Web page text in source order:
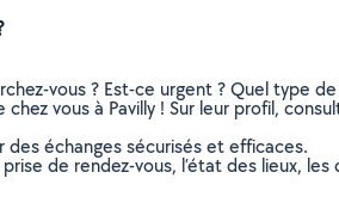
vous ? Est-ce urgent ? Quel type
vous à Pavilly ! Sur leur profil,
des échanges sécurisés et efficaces.
de rendez-vous, l’état des lieux,